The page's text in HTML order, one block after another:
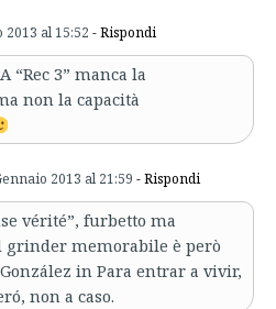
2013 al 15:52 - Rispondi
“Rec 3” manca la
non la capacità
2013 al 21:59 - Rispondi
vérité”, furbetto ma
memorabile è però
in Para entrar a vivir,
non a caso.